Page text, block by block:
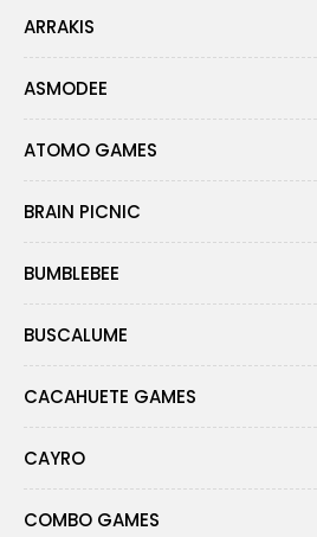
ARRAKIS
ASMODEE
ATOMO GAMES
BRAIN PICNIC
BUMBLEBEE
BUSCALUME
CACAHUETE GAMES
CAYRO
COMBO GAMES